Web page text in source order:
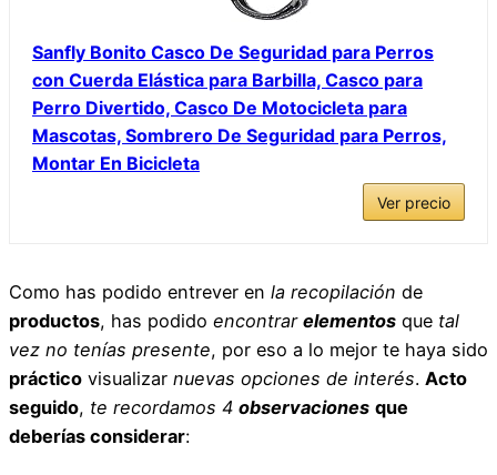
Sanfly Bonito Casco De Seguridad para Perros
con Cuerda Elástica para Barbilla, Casco para
Perro Divertido, Casco De Motocicleta para
Mascotas, Sombrero De Seguridad para Perros,
Montar En Bicicleta
Ver precio
Como has podido entrever en la recopilación de
productos, has podido encontrar elementos que tal
vez no tenías presente, por eso a lo mejor te haya sido
práctico visualizar nuevas opciones de interés. Acto
seguido, te recordamos 4 observaciones que
deberías considerar: